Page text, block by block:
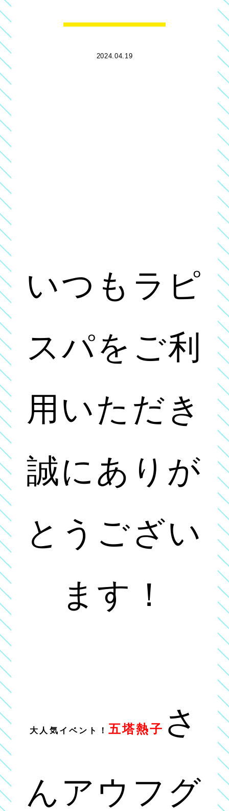
2024.04.19
いつもラピ
スパをご利
用いただき
誠にありが
とうござい
ます！
大人気イベント！ 五塔熱子 さ
んアウフグ